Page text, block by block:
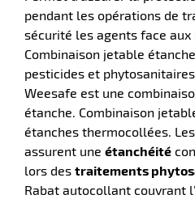
pendant les opérations de
sécurité les agents face
Combinaison jetable
pesticides et
Weesafe est une
étanche. Combinaison
étanches thermocollées.
assurent une étanchéité
lors des traitements
Rabat autocollant couvrant